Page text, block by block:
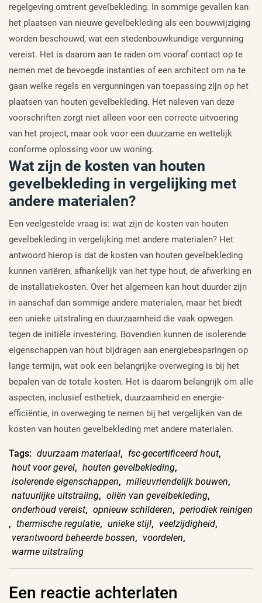
regelgeving omtrent gevelbekleding. In sommige gevallen kan
het plaatsen van nieuwe gevelbekleding als een bouwwijziging
worden beschouwd, wat een stedenbouwkundige vergunning
vereist. Het is daarom aan te raden om vooraf contact op te
nemen met de bevoegde instanties of een architect om na te
gaan welke regels en vergunningen van toepassing zijn op het
plaatsen van houten gevelbekleding. Het naleven van deze
voorschriften zorgt niet alleen voor een correcte uitvoering
van het project, maar ook voor een duurzame en wettelijk
conforme oplossing voor uw woning.
Wat zijn de kosten van houten
gevelbekleding in vergelijking met
andere materialen?
Een veelgestelde vraag is: wat zijn de kosten van houten
gevelbekleding in vergelijking met andere materialen? Het
antwoord hierop is dat de kosten van houten gevelbekleding
kunnen variëren, afhankelijk van het type hout, de afwerking en
de installatiekosten. Over het algemeen kan hout duurder zijn
in aanschaf dan sommige andere materialen, maar het biedt
een unieke uitstraling en duurzaamheid die vaak opwegen
tegen de initiële investering. Bovendien kunnen de isolerende
eigenschappen van hout bijdragen aan energiebesparingen op
lange termijn, wat ook een belangrijke overweging is bij het
bepalen van de totale kosten. Het is daarom belangrijk om alle
aspecten, inclusief esthetiek, duurzaamheid en energie-
efficiëntie, in overweging te nemen bij het vergelijken van de
kosten van houten gevelbekleding met andere materialen.
Tags: duurzaam materiaal, fsc-gecertificeerd hout,
hout voor gevel, houten gevelbekleding,
isolerende eigenschappen, milieuvriendelijk bouwen,
natuurlijke uitstraling, oliën van gevelbekleding,
onderhoud vereist, opnieuw schilderen, periodiek reinigen
, thermische regulatie, unieke stijl, veelzijdigheid,
verantwoord beheerde bossen, voordelen,
warme uitstraling
Een reactie achterlaten